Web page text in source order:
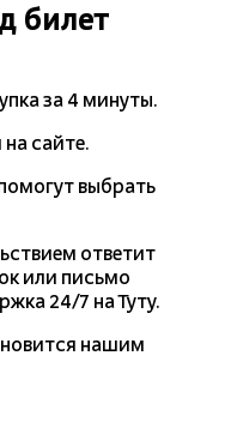
билет
за 4 минуты.
сайте.
выбрать
ответит
или письмо
24/7 на Туту.
нашим